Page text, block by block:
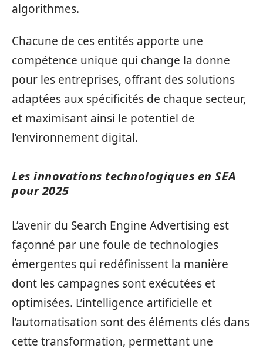
algorithmes.
Chacune de ces entités apporte une
compétence unique qui change la donne
pour les entreprises, offrant des solutions
adaptées aux spécificités de chaque secteur,
et maximisant ainsi le potentiel de
l’environnement digital.
Les innovations technologiques en SEA
pour 2025
L’avenir du Search Engine Advertising est
façonné par une foule de technologies
émergentes qui redéfinissent la manière
dont les campagnes sont exécutées et
optimisées. L’intelligence artificielle et
l’automatisation sont des éléments clés dans
cette transformation, permettant une